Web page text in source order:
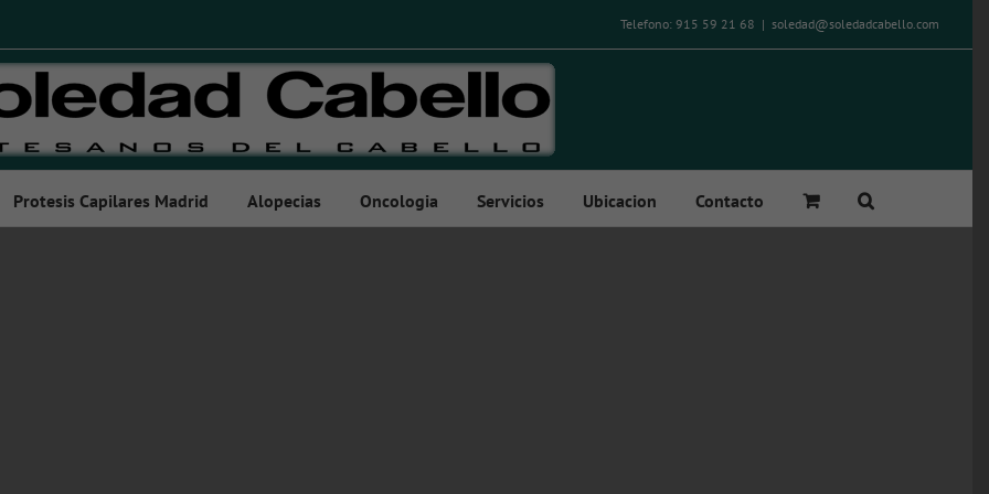
Telefono: 915 59 21 68 | soledad@soledadcabello.com
Protesis Capilares Madrid Alopecias Oncologia Servicios Ubicacion Contacto